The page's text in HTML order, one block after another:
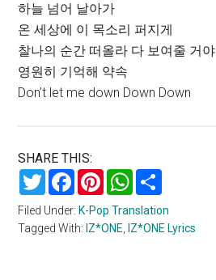
하늘 넘어 날아가
온 세상에 이 목소리 퍼지게
찰나의 순간 떠올라 다 보여줄 거야
영원히 기억해 약속
Don’t let me down Down Down
SHARE THIS:
TwitterFacebookPinterestWhatsApp
Filed Under: K-Pop Translation
Tagged With: IZ*ONE IZ*ONE Lyrics